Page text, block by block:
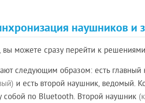
наушников и
можете сразу перейти к решениями
следующим образом: есть
и есть второй наушник, ведомый.
по Bluetooth. Второй наушник